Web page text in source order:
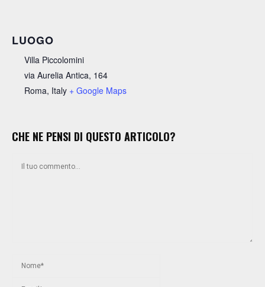
LUOGO
Villa Piccolomini
via Aurelia Antica, 164
Roma, Italy + Google Maps
CHE NE PENSI DI QUESTO ARTICOLO?